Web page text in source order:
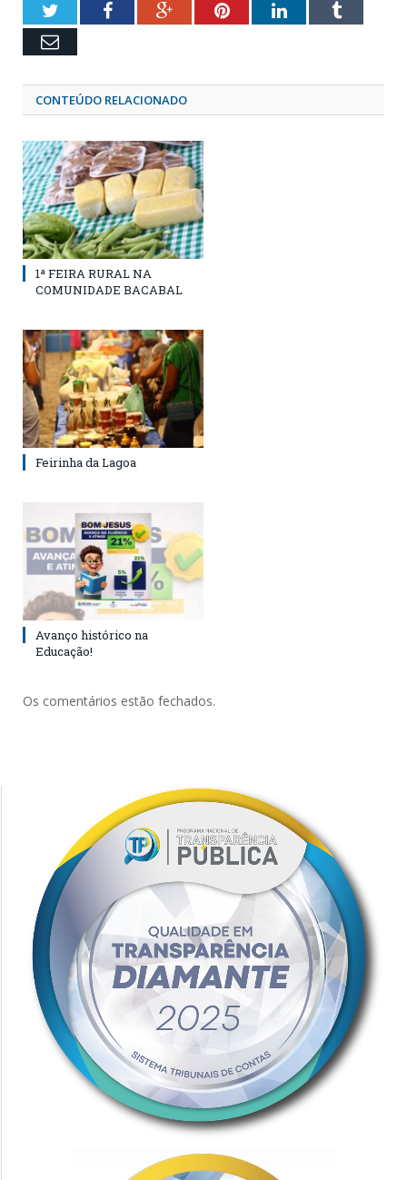
TwitterFacebookGoogle+PinterestLinkedInTumblr
Email
CONTEÚDO RELACIONADO
1ª FEIRA RURAL NA
COMUNIDADE BACABAL
Feirinha da Lagoa
Avanço histórico na
Educação!
Os comentários estão fechados.